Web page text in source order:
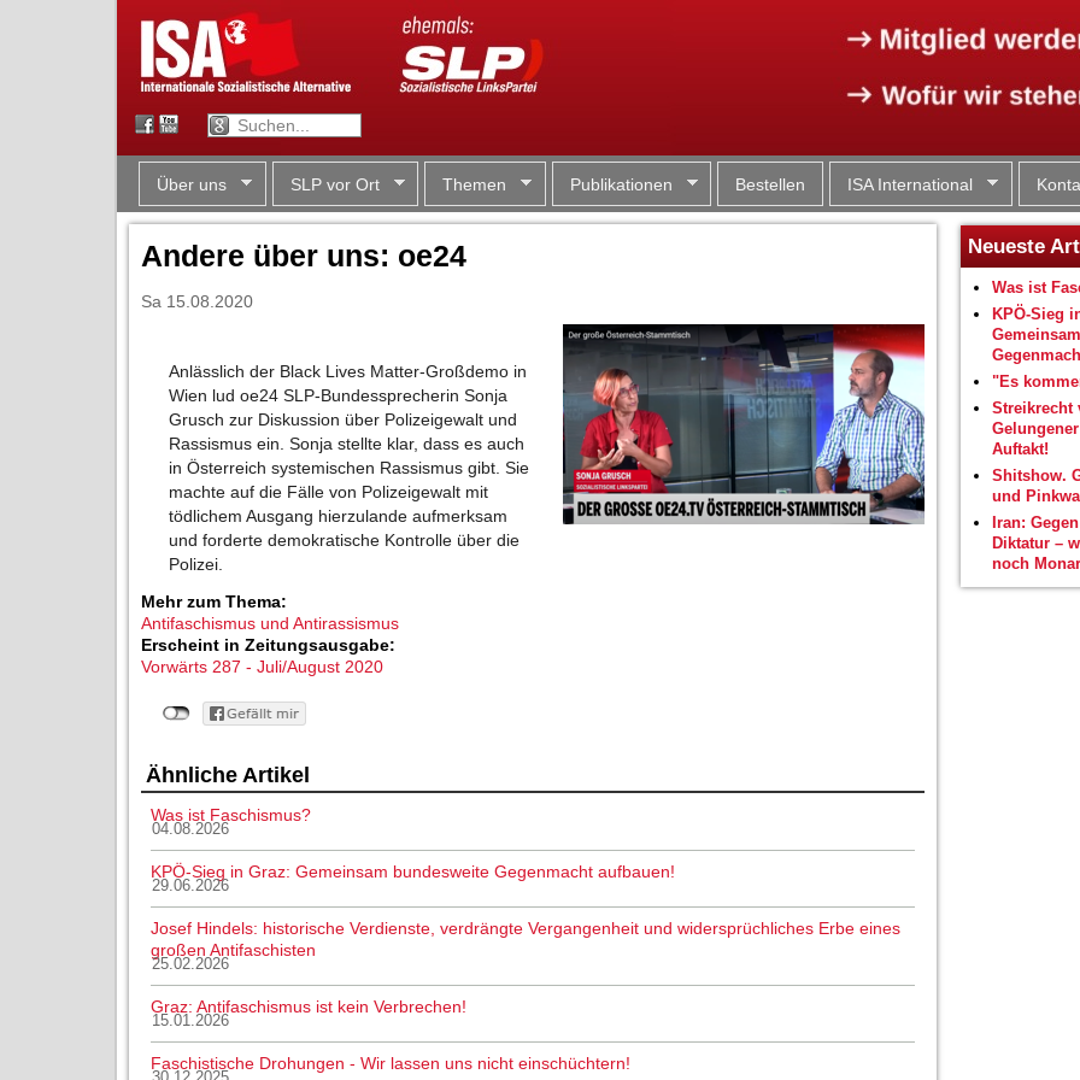
Über uns SLP vor Ort Themen Publikationen Bestellen ISA International
Andere über uns: oe24
Sa 15.08.2020
Anlässlich der Black Lives Matter-Großdemo in
Wien lud oe24 SLP-Bundessprecherin Sonja
Grusch zur Diskussion über Polizeigewalt und
Rassismus ein. Sonja stellte klar, dass es auch
in Österreich systemischen Rassismus gibt. Sie
machte auf die Fälle von Polizeigewalt mit
tödlichem Ausgang hierzulande aufmerksam
und forderte demokratische Kontrolle über die
Polizei.
Mehr zum Thema:
Antifaschismus und Antirassismus
Erscheint in Zeitungsausgabe:
Vorwärts 287 - Juli/August 2020
Ähnliche Artikel
Was ist Faschismus?
04.08.2026
KPÖ-Sieg in Graz: Gemeinsam bundesweite Gegenmacht aufbauen!
29.06.2026
Josef Hindels: historische Verdienste, verdrängte Vergangenheit und widersprüchliches Erbe eines
großen Antifaschisten
25.02.2026
Graz: Antifaschismus ist kein Verbrechen!
15.01.2026
Faschistische Drohungen - Wir lassen uns nicht einschüchtern!
Neueste
Was ist
KPÖ-Sieg
"Es
Streikrecht
Auftakt!
Shitshow.
und
Iran:
Diktatur –
noch